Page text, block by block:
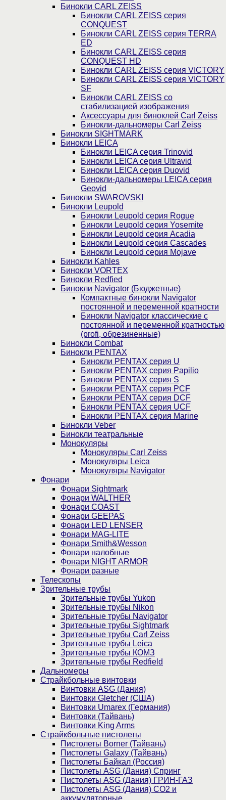
Бинокли CARL ZEISS
Бинокли CARL ZEISS серия
CONQUEST
Бинокли CARL ZEISS серия TERRA
ED
Бинокли CARL ZEISS серия
CONQUEST HD
Бинокли CARL ZEISS серия VICTORY
Бинокли CARL ZEISS серия VICTORY
SF
Бинокли CARL ZEISS со
стабилизацией изображения
Аксессуары для биноклей Carl Zeiss
Бинокли-дальномеры Carl Zeiss
Бинокли SIGHTMARK
Бинокли LEICA
Бинокли LEICA серия Trinovid
Бинокли LEICA серия Ultravid
Бинокли LEICA серия Duovid
Бинокли-дальномеры LEICA серия
Geovid
Бинокли SWAROVSKI
Бинокли Leupold
Бинокли Leupold серия Rogue
Бинокли Leupold серия Yosemite
Бинокли Leupold серия Acadia
Бинокли Leupold серия Cascades
Бинокли Leupold серия Mojave
Бинокли Kahles
Бинокли VORTEX
Бинокли Redfied
Бинокли Navigator (Бюджетные)
Компактные бинокли Navigator
постоянной и переменной кратности
Бинокли Navigator классические с
постоянной и переменной кратностью
(profi, обрезиненные)
Бинокли Combat
Бинокли PENTAX
Бинокли PENTAX серия U
Бинокли PENTAX серия Papilio
Бинокли PENTAX серия S
Бинокли PENTAX серия PCF
Бинокли PENTAX серия DCF
Бинокли PENTAX серия UCF
Бинокли PENTAX серия Marine
Бинокли Veber
Бинокли театральные
Монокуляры
Монокуляры Carl Zeiss
Монокуляры Leica
Монокуляры Navigator
Фонари
Фонари Sightmark
Фонари WALTHER
Фонари COAST
Фонари GEEPAS
Фонари LED LENSER
Фонари MAG-LITE
Фонари Smith&Wesson
Фонари налобные
Фонари NIGHT ARMOR
Фонари разные
Телескопы
Зрительные трубы
Зрительные трубы Yukon
Зрительные трубы Nikon
Зрительные трубы Navigator
Зрительные трубы Sightmark
Зрительные трубы Carl Zeiss
Зрительные трубы Leica
Зрительные трубы КОМЗ
Зрительные трубы Redfield
Дальномеры
Страйкбольные винтовки
Винтовки ASG (Дания)
Винтовки Gletcher (США)
Винтовки Umarex (Германия)
Винтовки (Тайвань)
Винтовки King Arms
Страйкбольные пистолеты
Пистолеты Borner (Тайвань)
Пистолеты Galaxy (Тайвань)
Пистолеты Байкал (Россия)
Пистолеты ASG (Дания) Спринг
Пистолеты ASG (Дания) ГРИН-ГАЗ
Пистолеты ASG (Дания) CO2 и